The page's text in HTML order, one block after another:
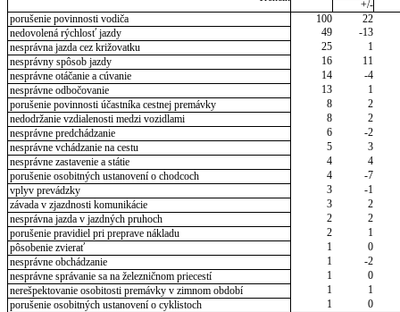
+/-
porušenie povinnosti vodiča
100
22
nedovolená rýchlosť jazdy
49
-13
nesprávna jazda cez križovatku
25
1
nesprávny spôsob jazdy
16
11
nesprávne otáčanie a cúvanie
14
-4
nesprávne odbočovanie
13
1
porušenie povinnosti účastníka cestnej premávky
8
2
nedodržanie vzdialenosti medzi vozidlami
8
2
nesprávne predchádzanie
6
-2
nesprávne vchádzanie na cestu
5
3
nesprávne zastavenie a státie
4
4
porušenie osobitných ustanovení o chodcoch
4
-7
vplyv prevádzky
3
-1
závada v zjazdnosti komunikácie
3
2
nesprávna jazda v jazdných pruhoch
2
2
porušenie pravidiel pri preprave nákladu
2
1
pôsobenie zvierať
1
0
nesprávne obchádzanie
1
-2
nesprávne správanie sa na železničnom priecestí
1
0
nerešpektovanie osobitosti premávky v zimnom období
1
1
porušenie osobitných ustanovení o cyklistoch
1 0